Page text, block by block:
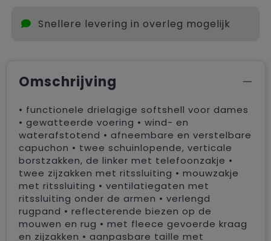
Snellere levering in overleg mogelijk
Omschrijving
• functionele drielagige softshell voor dames
• gewatteerde voering • wind- en
waterafstotend • afneembare en verstelbare
capuchon • twee schuinlopende, verticale
borstzakken, de linker met telefoonzakje •
twee zijzakken met ritssluiting • mouwzakje
met ritssluiting • ventilatiegaten met
ritssluiting onder de armen • verlengd
rugpand • reflecterende biezen op de
mouwen en rug • met fleece gevoerde kraag
en zijzakken • aanpasbare taille met